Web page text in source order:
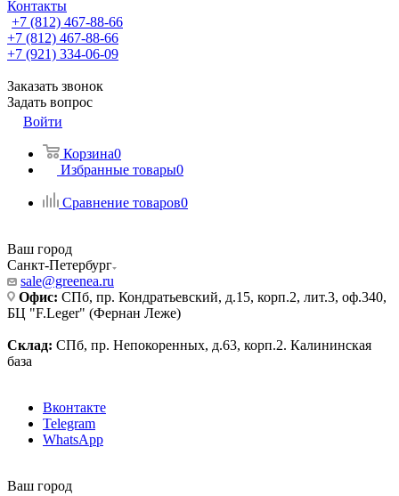
Контакты
+7 (812) 467-88-66
+7 (812) 467-88-66
+7 (921) 334-06-09
Заказать звонок
Задать вопрос
Войти
Корзина0
Избранные товары0
Сравнение товаров0
Ваш город
Санкт-Петербург
sale@greenea.ru
Офис: СПб, пр. Кондратьевский, д.15, корп.2, лит.3, оф.340,
БЦ "F.Leger" (Фернан Леже)
Склад: СПб, пр. Непокоренных, д.63, корп.2. Калининская
база
Вконтакте
Telegram
WhatsApp
Ваш город